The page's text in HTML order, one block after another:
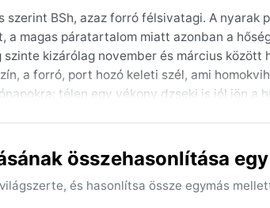
szerint BSh, azaz forró félsivatagi. A nyarak
a magas páratartalom miatt azonban a
kizárólag november és március
a forró, port hozó keleti szél, ami
télen egy vékony dzseki is jól jön a
májusban, illetve október-
amelyek a gyenge vízelvezetés miatt helyi
érdemes alkalmazkodnia a forró
összehasonlítása
és hasonlítsa össze egymás